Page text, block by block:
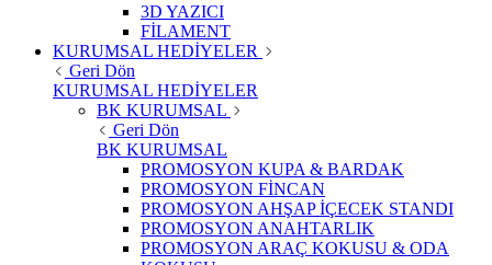
3D YAZICI
FİLAMENT
KURUMSAL HEDİYELER
Geri Dön
KURUMSAL HEDİYELER
BK KURUMSAL
Geri Dön
BK KURUMSAL
PROMOSYON KUPA & BARDAK
PROMOSYON FİNCAN
PROMOSYON AHŞAP İÇECEK STANDI
PROMOSYON ANAHTARLIK
PROMOSYON ARAÇ KOKUSU & ODA